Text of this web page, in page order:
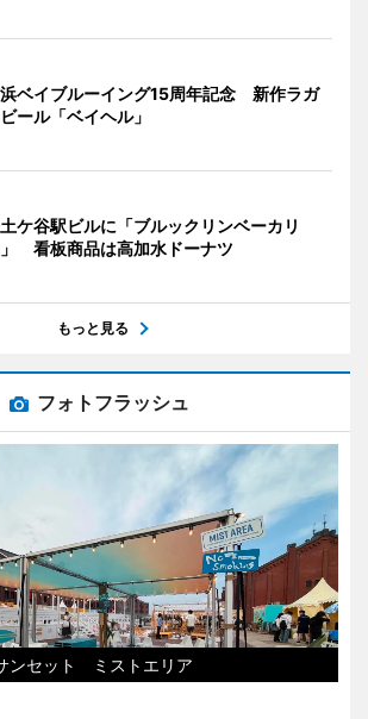
ベイブルーイング15周年記念 新作ラガ
ール「ベイヘル」
ケ谷駅ビルに「ブルックリンベーカリ
看板商品は高加水ドーナツ
もっと見る
フォトフラッシュ
ンセット ミストエリア